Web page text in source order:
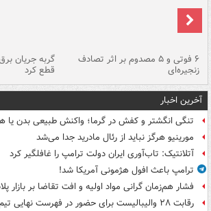
۶ فوتی و ۵ مصدوم بر اثر تصادف
زنجیره‌ای
گربه جریان
قطع کرد
آخرین اخبار
تنگی انگشتر و کفش در گرما؛ واکنش طبیعی بدن یا
مورینیو هرگز نباید از رئال مادرید جدا می‌شد
آتلانتیک: تاب‌آوری ایران دولت ترامپ را غافلگیر کرد
ترامپ باعث افول هژمونی آمریکا شد!
فشار هم‌زمان گرانی مواد اولیه و افت تقاضا بر بازار
رقابت ۲۸ والیبالیست برای حضور در فهرست نهایی تیم ملی